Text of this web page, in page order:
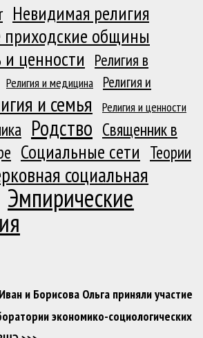
Невидимая религия
приходские общины
и ценности Религия в
Религия и медицина
Религия и
и семья Религия и ценности
Родство Священник в
Социальные сети Теории
социальная
Эмпирические
и Борисова Ольга приняли участие
экономико-социологических